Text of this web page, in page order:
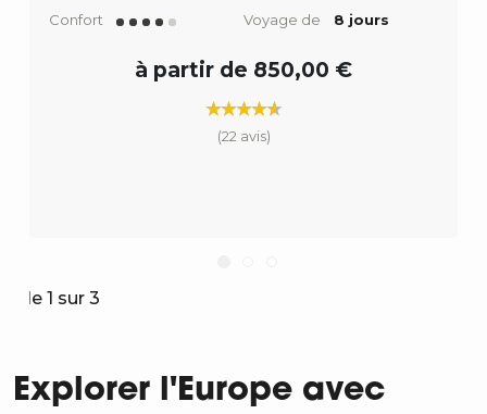
Confort Voyage de 8 jours
à partir de 850,00 €
(22 avis)
Slide 1 sur 3
Explorer l'Europe avec